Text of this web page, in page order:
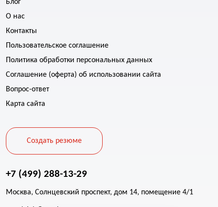
Блог
О нас
Контакты
Пользовательское соглашение
Политика обработки персональных данных
Соглашение (оферта) об использовании сайта
Вопрос-ответ
Карта сайта
Создать резюме
+7 (499) 288-13-29
Москва, Солнцевский проспект, дом 14, помещение 4/1